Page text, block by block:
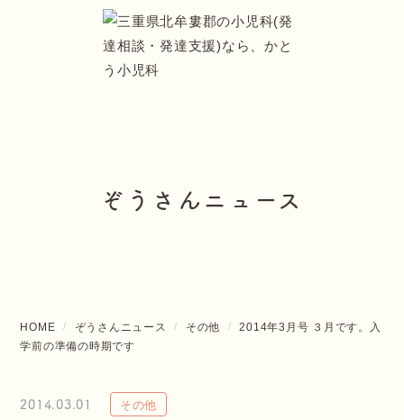
ぞうさんニュース
HOME ぞうさんニュース その他
2014年3月号 ３月です。入
学前の準備の時期です
2014.03.01 その他